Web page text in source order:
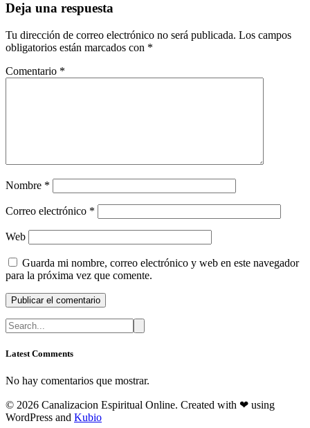
Deja una respuesta
Tu dirección de correo electrónico no será publicada. Los campos
obligatorios están marcados con *
Comentario *
Nombre *
Correo electrónico *
Web
Guarda mi nombre, correo electrónico y web en este navegador
para la próxima vez que comente.
Latest Comments
No hay comentarios que mostrar.
© 2026 Canalizacion Espiritual Online. Created with ❤ using
WordPress and Kubio